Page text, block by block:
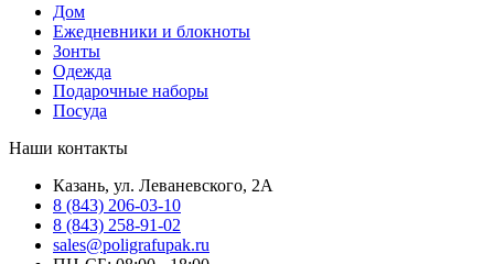
Дом
Ежедневники и блокноты
Зонты
Одежда
Подарочные наборы
Посуда
Наши контакты
Казань, ул. Леваневского, 2А
8 (843) 206-03-10
8 (843) 258-91-02
sales@poligrafupak.ru